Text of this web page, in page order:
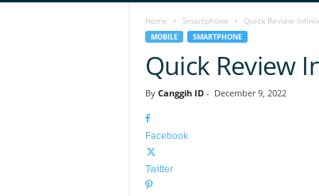
G
Home Smartphone Quick Review
MOBILE SMARTPHONE
Quick Review
By Canggih ID- December 9, 2022
Facebook
Twitter